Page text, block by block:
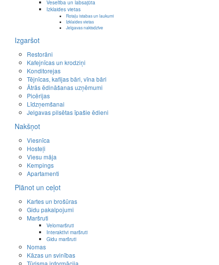
Veselība un labsajūta
Izklaides vietas
Rotaļu istabas un laukumi
Izklaides vietas
Jelgavas naktsdzīve
Izgaršot
Restorāni
Kafejnīcas un krodziņi
Konditorejas
Tējnīcas, kafijas bāri, vīna bāri
Ātrās ēdināšanas uzņēmumi
Picērijas
Līdzņemšanai
Jelgavas pilsētas īpašie ēdieni
Nakšņot
Viesnīca
Hosteļi
Viesu māja
Kempings
Apartamenti
Plānot un ceļot
Kartes un brošūras
Gidu pakalpojumi
Maršruti
Velomaršruti
Interaktīvi maršruti
Gidu maršruti
Nomas
Kāzas un svinības